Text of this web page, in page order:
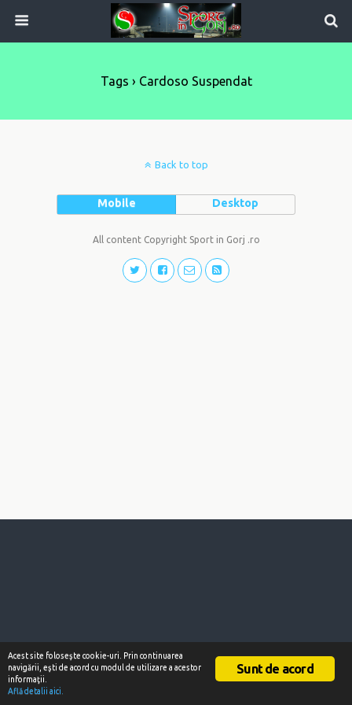
Tags › Cardoso Suspendat
Back to top
Mobile Desktop
All content Copyright Sport in Gorj .ro
Sunt de acord
Acest site foloseşte cookie-uri. Prin continuarea
navigării, eşti de acord cu modul de utilizare a acestor
informaţii.
Află detalii aici.